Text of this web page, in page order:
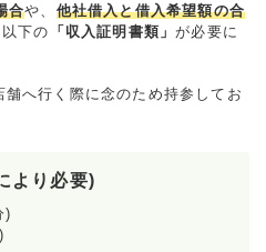
合や、 他社借入と借入希望額の合
下の 「収入証明書類」が必要に
へ行く際に念のため持参してお
より必要)
)